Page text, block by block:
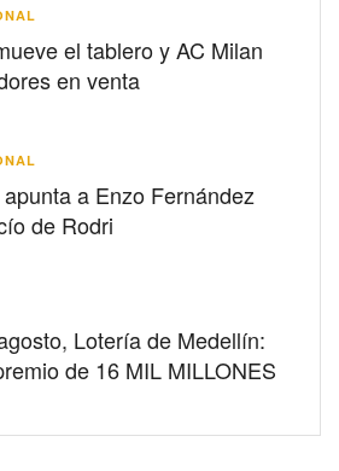
el tablero y AC Milan
en venta
a Enzo Fernández
de Rodri
Lotería de Medellín:
de 16 MIL MILLONES